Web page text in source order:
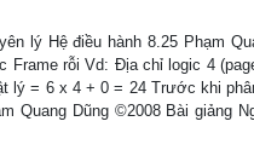
lý Hệ điều hành 8.25 Phạm
Frame rỗi Vd: Địa chỉ logic 4
= 6 x 4 + 0 = 24 Trước khi
Quang Dũng ©2008 Bài giảng